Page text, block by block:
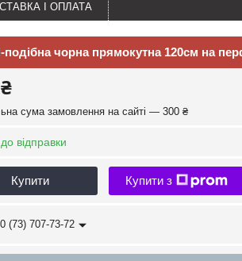
І ОПЛАТА
подібна чорна прямокутна 120см на
сума замовлення на сайті — 300 ₴
відправки
Купити Купити з
(73) 707-73-72